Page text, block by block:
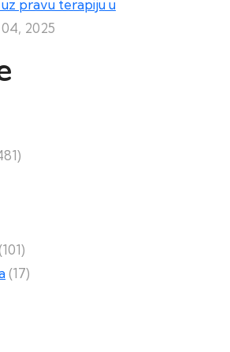
pravu terapiju u
2025
(17)